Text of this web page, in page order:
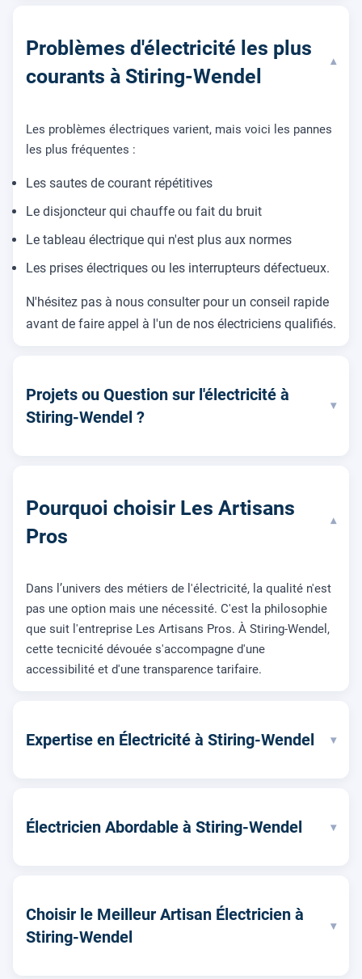
Problèmes d'électricité les plus
courants à Stiring-Wendel
▾
Les problèmes électriques varient, mais voici les pannes
les plus fréquentes :
Les sautes de courant répétitives
Le disjoncteur qui chauffe ou fait du bruit
Le tableau électrique qui n'est plus aux normes
Les prises électriques ou les interrupteurs défectueux.
N'hésitez pas à nous consulter pour un conseil rapide
avant de faire appel à l'un de nos électriciens qualifiés.
Projets ou Question sur l'électricité à
Stiring-Wendel ?
▾
Pourquoi choisir Les Artisans
Pros
▾
Dans l’univers des métiers de l'électricité, la qualité n'est
pas une option mais une nécessité. C'est la philosophie
que suit l'entreprise Les Artisans Pros. À Stiring-Wendel,
cette tecnicité dévouée s'accompagne d'une
accessibilité et d'une transparence tarifaire.
Expertise en Électricité à Stiring-Wendel ▾
Électricien Abordable à Stiring-Wendel ▾
Choisir le Meilleur Artisan Électricien à
Stiring-Wendel
▾